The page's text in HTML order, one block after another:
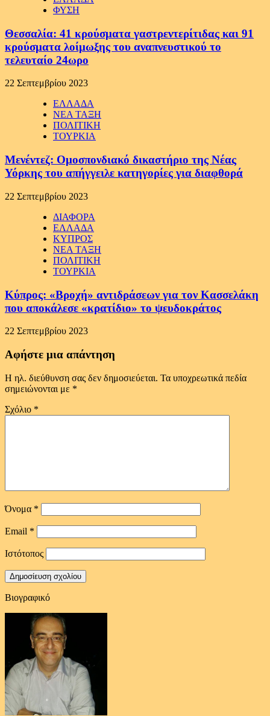
ΦΥΣΗ
Θεσσαλία: 41 κρούσματα γαστρεντερίτιδας και 91
κρούσματα λοίμωξης του αναπνευστικού το
τελευταίο 24ωρο
22 Σεπτεμβρίου 2023
ΕΛΛΑΔΑ
ΝΕΑ ΤΑΞΗ
ΠΟΛΙΤΙΚΗ
ΤΟΥΡΚΙΑ
Μενέντεζ: Ομοσπονδιακό δικαστήριο της Νέας
Υόρκης του απήγγειλε κατηγορίες για διαφθορά
22 Σεπτεμβρίου 2023
ΔΙΑΦΟΡΑ
ΕΛΛΑΔΑ
ΚΥΠΡΟΣ
ΝΕΑ ΤΑΞΗ
ΠΟΛΙΤΙΚΗ
ΤΟΥΡΚΙΑ
Κύπρος: «Βροχή» αντιδράσεων για τον Κασσελάκη
που αποκάλεσε «κρατίδιο» το ψευδοκράτος
22 Σεπτεμβρίου 2023
Αφήστε μια απάντηση
Η ηλ. διεύθυνση σας δεν δημοσιεύεται. Τα υποχρεωτικά πεδία
σημειώνονται με *
Σχόλιο *
Όνομα *
Email *
Ιστότοπος
Βιογραφικό